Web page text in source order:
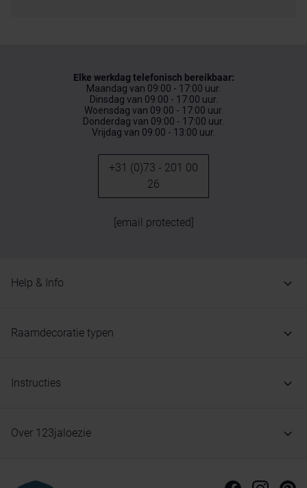
Elke werkdag telefonisch bereikbaar:
Maandag van 09:00 - 17:00 uur.
Dinsdag van 09:00 - 17:00 uur.
Woensdag van 09:00 - 17:00 uur.
Donderdag van 09:00 - 17:00 uur.
Vrijdag van 09:00 - 13:00 uur.
+31 (0)73 - 201 00
26
[email protected]
Help & Info
Raamdecoratie typen
Instructies
Over 123jaloezie